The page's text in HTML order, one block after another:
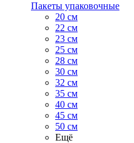
Пакеты упаковочные
20 см
22 см
23 см
25 см
28 см
30 см
32 см
35 см
40 см
45 см
50 см
Ещё